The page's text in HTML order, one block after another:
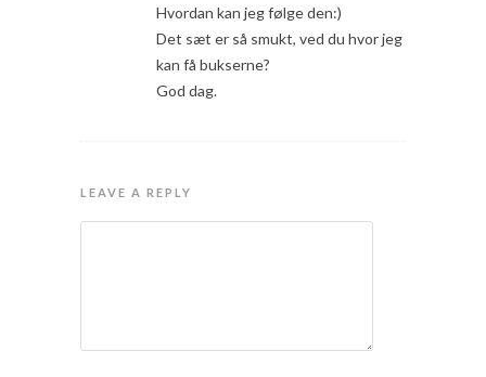
Hvordan kan jeg følge den:)
Det sæt er så smukt, ved du hvor jeg
kan få bukserne?
God dag.
LEAVE A REPLY